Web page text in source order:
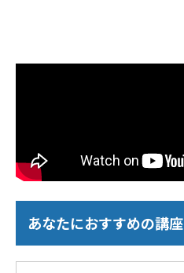
あなたにおすすめの講座